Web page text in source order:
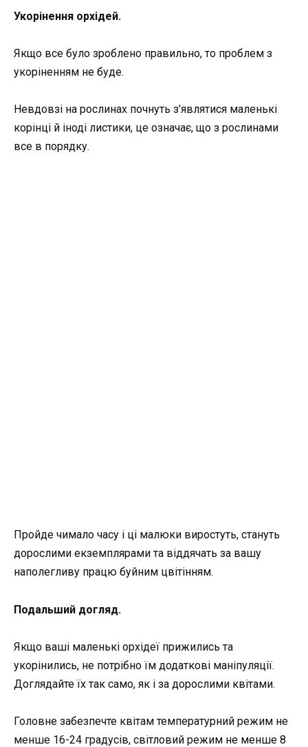
Укорінення орхідей.
Якщо все було зроблено правильно, то проблем з
укоріненням не буде.
Невдовзі на рослинах почнуть з’являтися маленькі
корінці й іноді листики, це означає, що з рослинами
все в порядку.
Пройде чимало часу і ці малюки виростуть, стануть
дорослими екземплярами та віддячать за вашу
наполегливу працю буйним цвітінням.
Подальший догляд.
Якщо ваші маленькі орхідеї прижились та
укорінились, не потрібно їм додаткові маніпуляції.
Доглядайте їх так само, як і за дорослими квітами.
Головне забезпечте квітам температурний режим не
менше 16-24 градусів, світловий режим не менше 8